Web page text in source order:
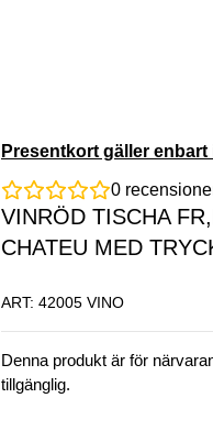
Presentkort gäller
0
VINRÖD TISCHA
CHATEU MED
ART: 42005 VINO
Denna produkt är för
tillgänglig.